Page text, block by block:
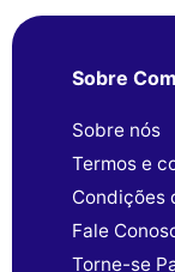
Sobre
Sobre nós
Termos e
Condições
Fale
Torne-se